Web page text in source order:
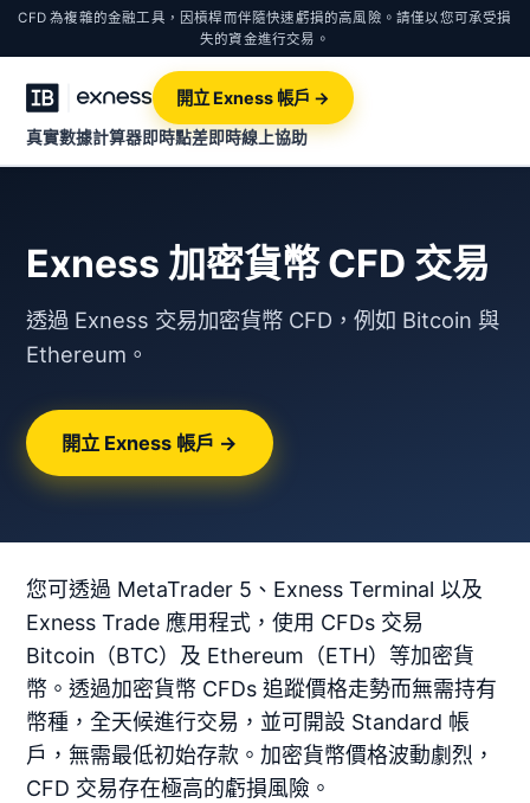
CFD 為複雜的金融工具，因槓桿而伴隨快速虧損的高風險。請僅以您可承受損
失的資金進行交易。
真實數據計算器即時點差即時線上協助
開立 Exness 帳戶 →
Exness 加密貨幣 CFD 交易
透過 Exness 交易加密貨幣 CFD，例如 Bitcoin 與
Ethereum。
開立 Exness 帳戶 →
您可透過 MetaTrader 5、Exness Terminal 以及
Exness Trade 應用程式，使用 CFDs 交易
Bitcoin（BTC）及 Ethereum（ETH）等加密貨
幣。透過加密貨幣 CFDs 追蹤價格走勢而無需持有
幣種，全天候進行交易，並可開設 Standard 帳
戶，無需最低初始存款。加密貨幣價格波動劇烈，
CFD 交易存在極高的虧損風險。